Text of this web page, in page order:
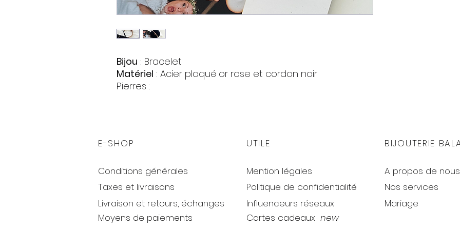
Bijou : Bracelet
Matériel : Acier plaqué or rose et cordon noir
Pierres :
E-SHOP
Conditions générales
Taxes et livraisons
Livraison et retours, échanges
Moyens de paiements
UTILE
Mention légales
Politique de confidentialité
Influenceurs réseaux
Cartes cadeaux new
BIJOUTERIE
A propos de nous
Nos services
Mariage